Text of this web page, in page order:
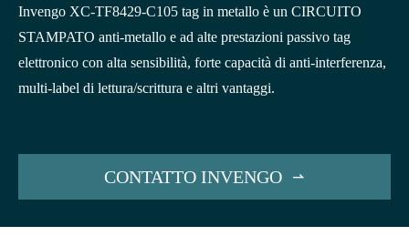
Invengo XC-TF8429-C105 tag in metallo è un CIRCUITO
STAMPATO anti-metallo e ad alte prestazioni passivo tag
elettronico con alta sensibilità, forte capacità di anti-interferenza,
multi-label di lettura/scrittura e altri vantaggi.
CONTATTO INVENGO 